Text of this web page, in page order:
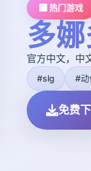
🏧 热门游戏
多
官方中文，中
#slg #动
免费